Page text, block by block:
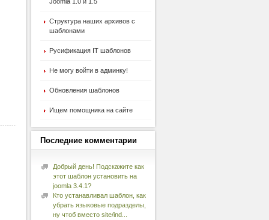
Структура наших архивов с
шаблонами
Русификация IT шаблонов
Не могу войти в админку!
Обновления шаблонов
Ищем помощника на сайте
Последниекомментарии
Добрый день! Подскажите как
этот шаблон установить на
joomla 3.4.1?
Кто устанавливал шаблон, как
убрать языковые подразделы,
ну чтоб вместо site/ind...